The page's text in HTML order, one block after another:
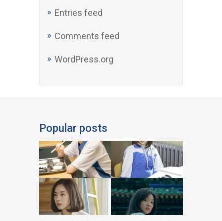
Entries feed
Comments feed
WordPress.org
Popular posts